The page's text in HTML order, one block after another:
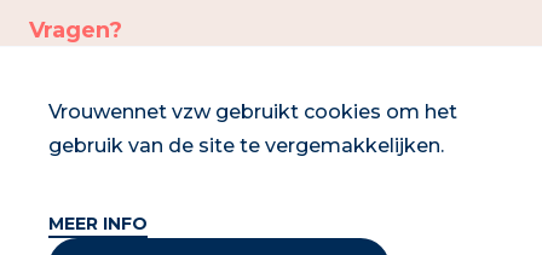
Vrouwennet vzw gebruikt cookies om het
gebruik van de site te vergemakkelijken.
MEER INFO
Vragen?
02 286 93 30